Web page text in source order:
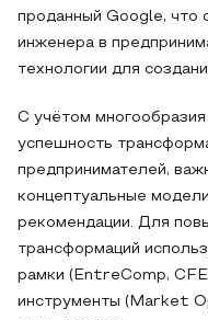
проданный Google, что
инженера в
технологии для
С учётом
успешность
предпринимателей,
концептуальные
рекомендации. Для
трансформаций
рамки (EntreComp,
инструменты (Market